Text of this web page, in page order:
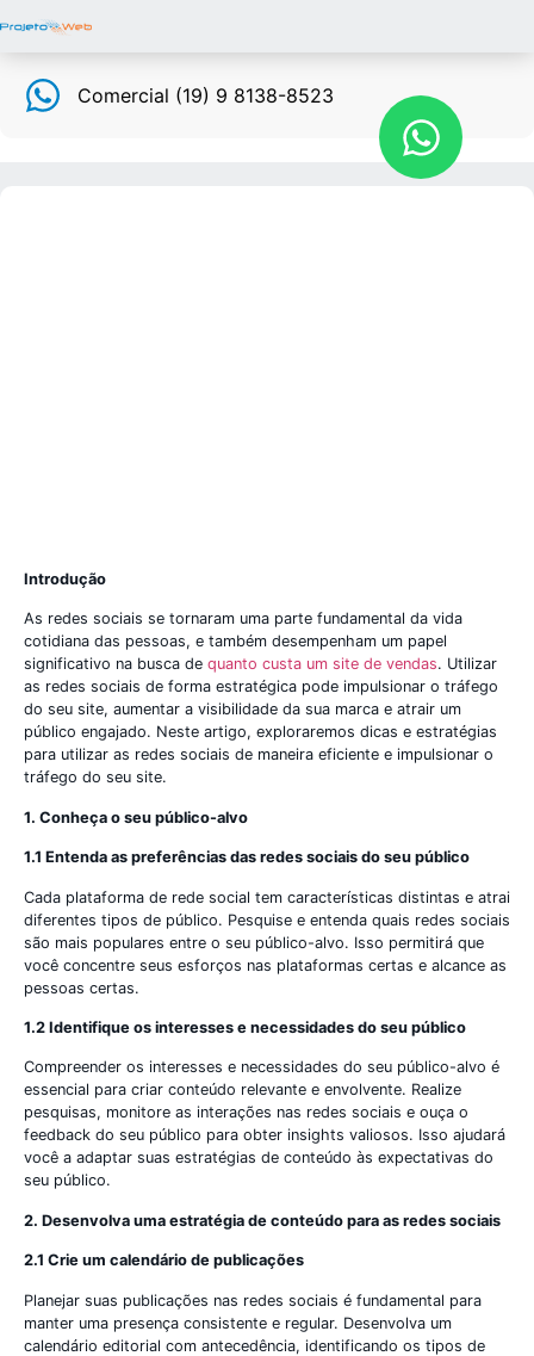
Comercial (19) 9 8138-8523
Introdução
As redes sociais se tornaram uma parte fundamental da vida
cotidiana das pessoas, e também desempenham um papel
significativo na busca de quanto custa um site de vendas. Utilizar
as redes sociais de forma estratégica pode impulsionar o tráfego
do seu site, aumentar a visibilidade da sua marca e atrair um
público engajado. Neste artigo, exploraremos dicas e estratégias
para utilizar as redes sociais de maneira eficiente e impulsionar o
tráfego do seu site.
1. Conheça o seu público-alvo
1.1 Entenda as preferências das redes sociais do seu público
Cada plataforma de rede social tem características distintas e atrai
diferentes tipos de público. Pesquise e entenda quais redes sociais
são mais populares entre o seu público-alvo. Isso permitirá que
você concentre seus esforços nas plataformas certas e alcance as
pessoas certas.
1.2 Identifique os interesses e necessidades do seu público
Compreender os interesses e necessidades do seu público-alvo é
essencial para criar conteúdo relevante e envolvente. Realize
pesquisas, monitore as interações nas redes sociais e ouça o
feedback do seu público para obter insights valiosos. Isso ajudará
você a adaptar suas estratégias de conteúdo às expectativas do
seu público.
2. Desenvolva uma estratégia de conteúdo para as redes sociais
2.1 Crie um calendário de publicações
Planejar suas publicações nas redes sociais é fundamental para
manter uma presença consistente e regular. Desenvolva um
calendário editorial com antecedência, identificando os tipos de